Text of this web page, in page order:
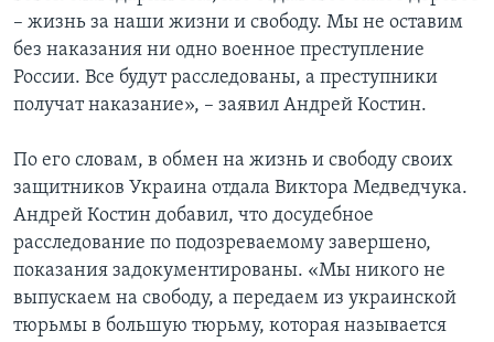
– жизнь за наши жизни и свободу. Мы не оставим
без наказания ни одно военное преступление
России. Все будут расследованы, а преступники
получат наказание», – заявил Андрей Костин.
По его словам, в обмен на жизнь и свободу своих
защитников Украина отдала Виктора Медведчука.
Андрей Костин добавил, что досудебное
расследование по подозреваемому завершено,
показания задокументированы. «Мы никого не
выпускаем на свободу, а передаем из украинской
тюрьмы в большую тюрьму, которая называется